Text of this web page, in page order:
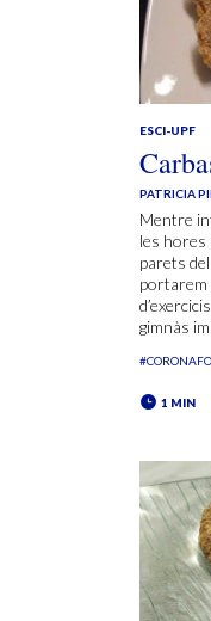
ESCI-UPF
PATRICIA
Mentre
les hores
parets
portarem
gimnàs
1 MIN